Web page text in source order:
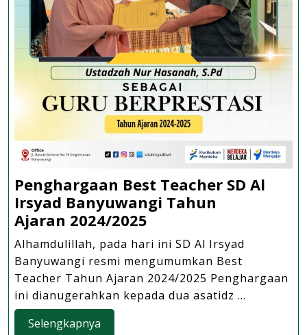
Penghargaan Best Teacher SD Al
Irsyad Banyuwangi Tahun
Ajaran 2024/2025
Best
Teacher
SD
Al
Alhamdulillah, pada hari ini SD Al Irsyad
Banyuwangi resmi mengumumkan Best
Teacher Tahun Ajaran 2024/2025 Penghargaan
ini dianugerahkan kepada dua asatidz ...
Selengkapnya